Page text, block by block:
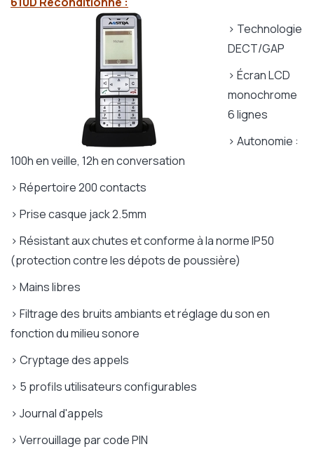
> Technologie
DECT/GAP
> Écran LCD
monochrome
6 lignes
> Autonomie :
100h en veille, 12h en conversation
> Répertoire 200 contacts
> Prise casque jack 2.5mm
> Résistant aux chutes et conforme à la norme IP50
(protection contre les dépots de poussière)
> Mains libres
> Filtrage des bruits ambiants et réglage du son en
fonction du milieu sonore
> Cryptage des appels
> 5 profils utilisateurs configurables
> Journal d'appels
> Verrouillage par code PIN